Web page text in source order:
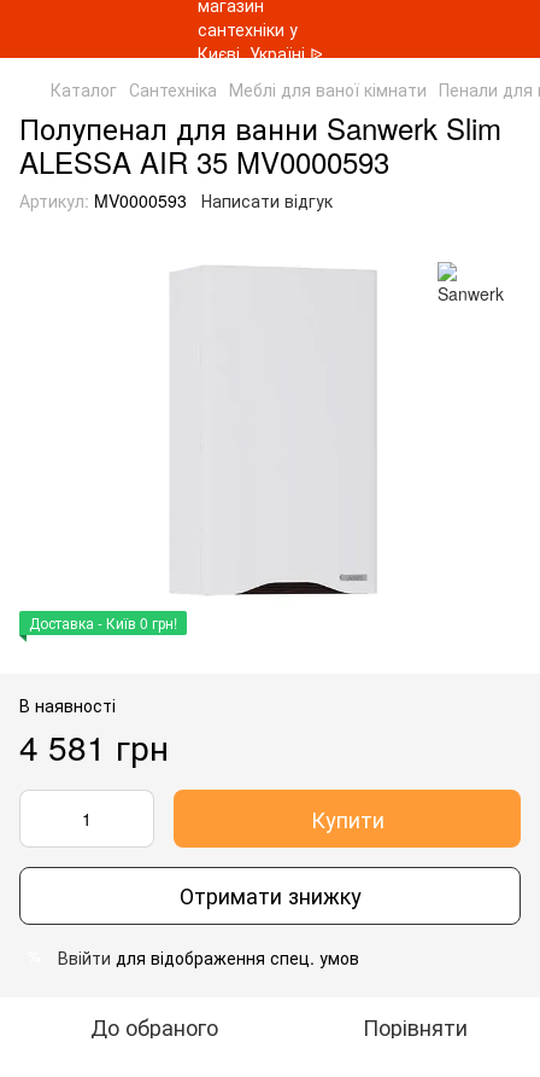
Каталог Сантехніка Меблі для ваної кімнати Пенали для
Полупенал для ванни Sanwerk Slim
ALESSA AIR 35 MV0000593
Артикул: MV0000593 Написати відгук
Доставка - Київ 0 грн!
В наявності
4 581 грн
Купити
Отримати знижку
Ввійти для відображення спец. умов
До обраного Порівняти